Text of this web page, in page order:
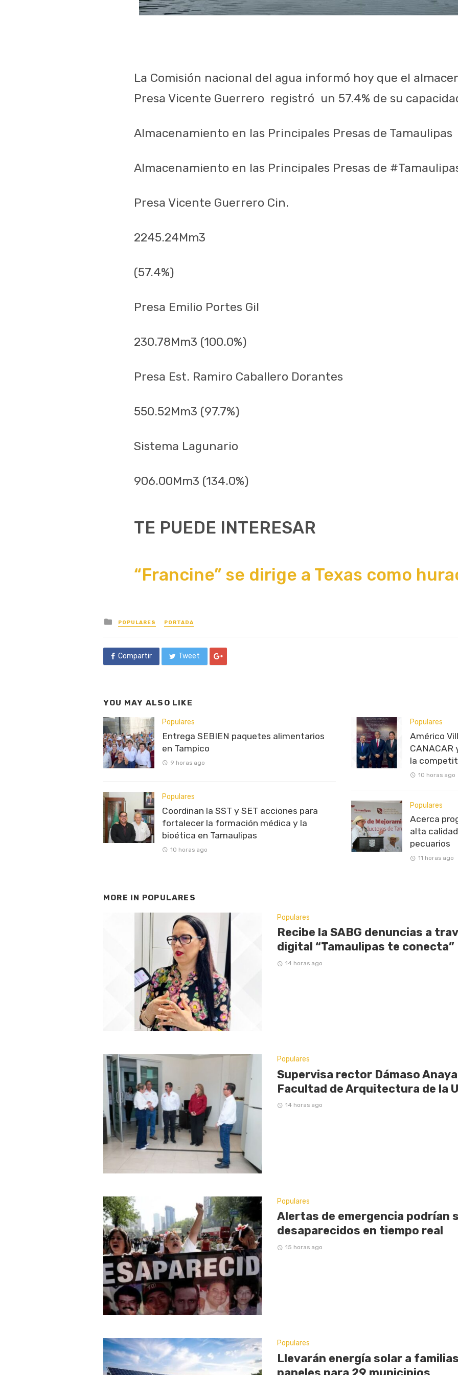
La Comisión nacional del agua informó hoy que el
Presa Vicente Guerrero registró un 57.4% de su
Almacenamiento en las Principales Presas de Tamaulipas
Almacenamiento en las Principales Presas de
Presa Vicente Guerrero Cin.
2245.24Mm3
(57.4%)
Presa Emilio Portes Gil
230.78Mm3 (100.0%)
Presa Est. Ramiro Caballero Dorantes
550.52Mm3 (97.7%)
Sistema Lagunario
906.00Mm3 (134.0%)
TE PUEDE INTERESAR
“Francine” se dirige a Texas como
Posted
in
POPULARES PORTADA
Compartir Tweet
YOU MAY ALSO LIKE
Populares
Entrega SEBIEN paquetes alimentarios
en Tampico
9 horas ago
Populares
Coordinan la SST y SET acciones para
fortalecer la formación médica y la
bioética en Tamaulipas
10 horas ago
Populares
Américo
CANACAR
la
10 horas ago
Populares
Acerca
alta
pecuarios
11 horas ago
MORE IN POPULARES
Populares
Recibe la SABG denuncias a
digital “Tamaulipas te conecta”
14 horas ago
Populares
Supervisa rector Dámaso
Facultad de Arquitectura de la
14 horas ago
Populares
Alertas de emergencia podrían
desaparecidos en tiempo real
15 horas ago
Populares
Llevarán energía solar a